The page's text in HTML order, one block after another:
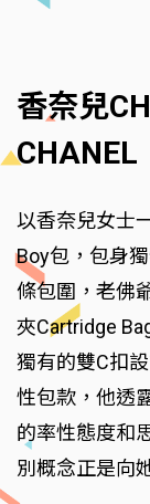
香奈兒
CHANEL
以香奈兒女士
Boy包，包身
條包圍，老佛
夾Cartridge
獨有的雙C扣
性包款，他透
的率性態度和
別概念正是向